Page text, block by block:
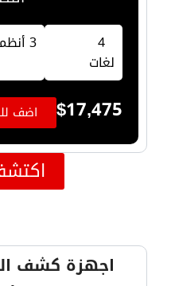
4
لغات
3 أنظمة
$17,475 اضف
اجهزة كشف